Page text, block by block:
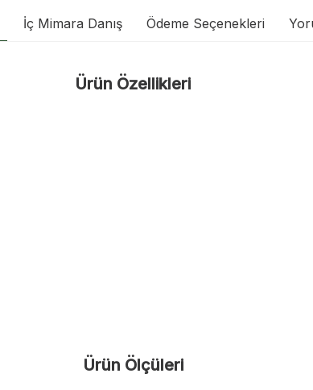
İç Mimara Danış Ödeme Seçenekleri
Ürün Özellikleri
Ürün Ölçüleri